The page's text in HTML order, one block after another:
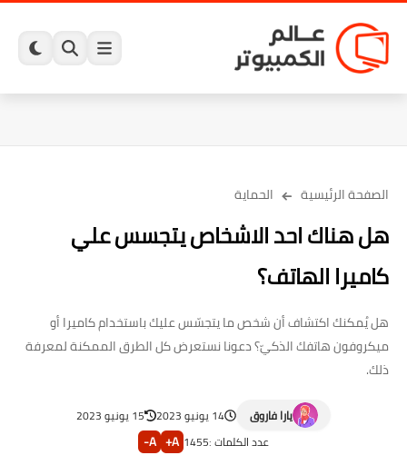
الصفحة الرئيسية الحماية
هل هناك احد الاشخاص يتجسس علي
كاميرا الهاتف؟
هل يُمكنك اكتشاف أن شخص ما يتجسّس عليك باستخدام كاميرا أو
ميكروفون هاتفك الذكيّ؟ دعونا نستعرض كل الطرق الممكنة لمعرفة
ذلك.
يارا فاروق 14 يونيو 2023
15 يونيو 2023
عدد الكلمات :1455
A+
A-